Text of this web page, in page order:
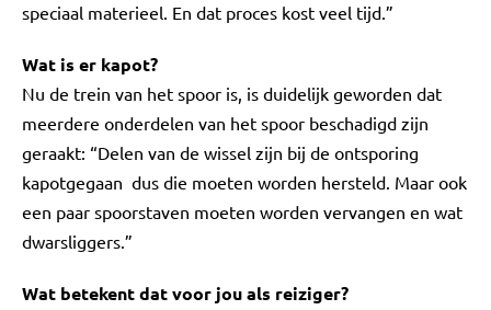
speciaal materieel. En dat proces kost veel tijd.”
Wat is er kapot?
Nu de trein van het spoor is, is duidelijk geworden dat
meerdere onderdelen van het spoor beschadigd zijn
geraakt: “Delen van de wissel zijn bij de ontsporing
kapotgegaan dus die moeten worden hersteld. Maar ook
een paar spoorstaven moeten worden vervangen en wat
dwarsliggers.”
Wat betekent dat voor jou als reiziger?